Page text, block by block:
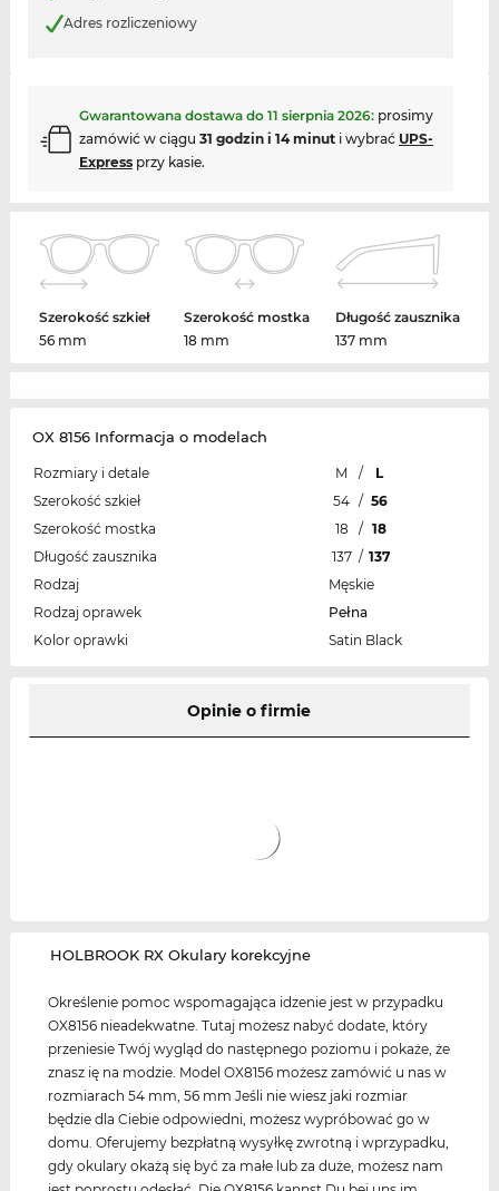
Adres rozliczeniowy
Gwarantowana dostawa do 11 sierpnia 2026: prosimy
zamówić w ciągu 31 godzin i 14 minuti wybrać UPS-
Expressprzy kasie.
Szerokość szkieł
56 mm
Szerokość mostka
18 mm
Długość zausznika
137 mm
OX 8156 Informacja o modelach
Rozmiary i detale M /
L
Szerokość szkieł
54 / 56
Szerokość mostka
18 / 18
Długość zausznika
137 / 137
Rodzaj
Męskie
Rodzaj oprawek
Pełna
Kolor oprawki
Satin Black
Opinie o firmie
‌HOLBROOK RX Okulary korekcyjne
Określenie pomoc wspomagająca idzenie jest w przypadku
OX8156 nieadekwatne. Tutaj możesz nabyć dodate, który
przeniesie Twój wygląd do następnego poziomu i pokaże, że
znasz ię na modzie. Model OX8156 możesz zamówić u nas w
rozmiarach 54 mm, 56 mm Jeśli nie wiesz jaki rozmiar
będzie dla Ciebie odpowiedni, możesz wypróbować go w
domu. Oferujemy bezpłatną wysyłkę zwrotną i wprzypadku,
gdy okulary okażą się być za małe lub za duże, możesz nam